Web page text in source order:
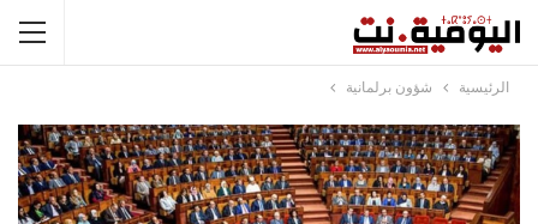
الرئيسية شؤون برلمانية